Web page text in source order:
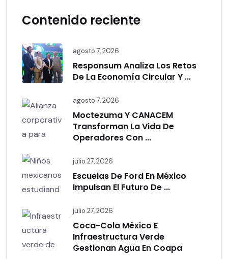
Contenido reciente
agosto 7, 2026
Responsum Analiza Los Retos
De La Economía Circular Y ...
agosto 7, 2026
Moctezuma Y CANACEM
Transforman La Vida De
Operadores Con ...
julio 27, 2026
Escuelas De Ford En México
Impulsan El Futuro De ...
julio 27, 2026
Coca-Cola México E
Infraestructura Verde
Gestionan Agua En Coapa